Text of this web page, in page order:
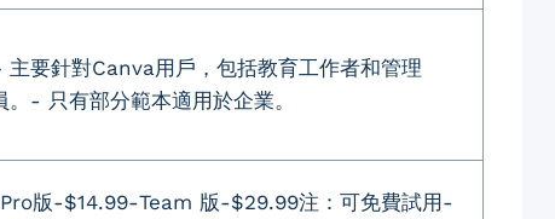
主要針對Canva用戶，包括教育工作者和管理
。- 只有部分範本適用於企業。
版-$14.99-Team 版-$29.99注：可免費試用-